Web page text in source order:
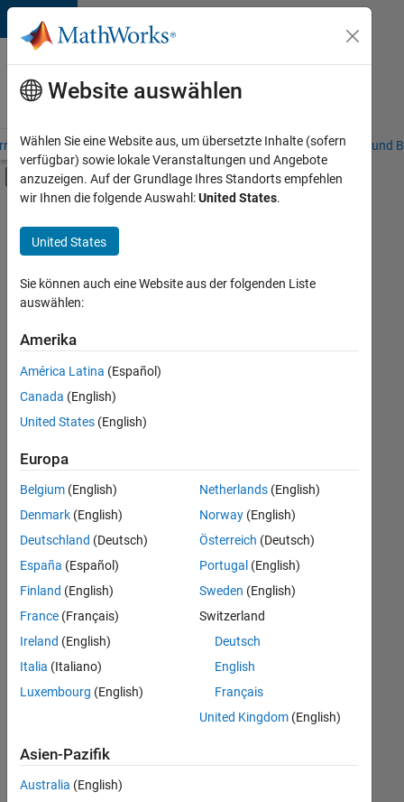
Weiter zum Inhalt
Karriere
bei
MathWorks
– Übersicht Stellensuche Niederlassungen Studierende und
Umschaltung für Off-Canvas-
Hauptinhalt
Ausgewählte
speichern
Es
nicht
alle
Stellen
übersetzt.
Sie
nach
einem
Standort,
um
alle
in
Ihrer
Region
Account
Manager -
Commercial
Website auswählen
Wählen Sie eine Website aus, um übersetzte Inhalte (sofern
verfügbar) sowie lokale Veranstaltungen und Angebote
anzuzeigen. Auf der Grundlage Ihres Standorts empfehlen
wir Ihnen die folgende Auswahl:United States.
United States
Sie können auch eine Website aus der folgenden Liste
auswählen:
Amerika
América Latina (Español)
Canada (English)
United States (English)
Europa
Belgium (English)
Denmark (English)
Deutschland (Deutsch)
España (Español)
Finland (English)
France (Français)
Ireland (English)
Italia (Italiano)
Luxembourg (English)
Netherlands(English)
Norway(English)
Österreich (Deutsch)
Portugal (English)
Sweden (English)
Switzerland
Deutsch
English
Français
United Kingdom(English)
Asien-Pazifik
Australia (English)